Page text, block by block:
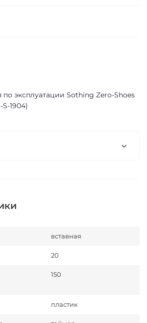
по эксплуатации Sothing Zero-Shoes
1904)
вставная
20
150
пластик